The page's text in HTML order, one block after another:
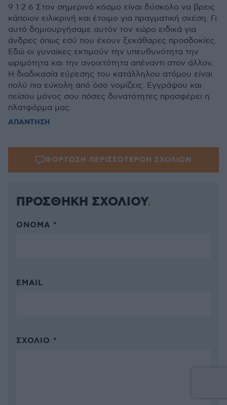
9 1 2 6 Στον σημερινό κόσμο είναι δύσκολο να βρεις
κάποιον ειλικρινή και έτοιμο για πραγματική σχέση. Γι
αυτό δημιουργήσαμε αυτόν τον χώρο ειδικά για
άνδρες όπως εσύ που έχουν ξεκάθαρες προσδοκίες.
Εδώ οι γυναίκες εκτιμούν την υπευθυνότητα την
ωριμότητα και την ανοιχτότητα απέναντι στον άλλον.
Η διαδικασία εύρεσης του κατάλληλου ατόμου είναι
πολύ πιο εύκολη από όσο νομίζεις. Εγγράψου και
πείσου μόνος σου πόσες δυνατότητες προσφέρει η
πλατφόρμα μας.
ΑΠΑΝΤΗΣΗ
ΦΟΡΤΩΣΗ ΠΕΡΙΣΣΟΤΕΡΩΝ ΣΧΟΛΙΩΝ
ΠΡΟΣΘΗΚΗ ΣΧΟΛΙΟΥ
ΌΝΟΜΑ *
EMAIL
ΣΧΌΛΙΟ *